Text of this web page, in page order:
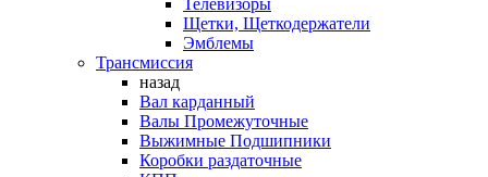
Телевизоры
Щетки, Щеткодержатели
Эмблемы
Трансмиссия
назад
Вал карданный
Валы Промежуточные
Выжимные Подшипники
Коробки раздаточные